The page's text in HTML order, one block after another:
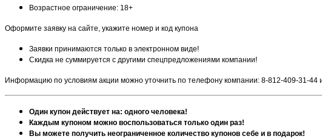
Возрастное ограничение: 18+
Оформите заявку на сайте, укажите номер и код купона
Заявки принимаются только в электронном виде!
Скидка не суммируется с другими спецпредложениями компании!
Информацию по условиям акции можно уточнить по телефону компании: 8-812-409-31-44
Один купон действует на: одного человека!
Каждым купоном можно воспользоваться только один раз!
Вы можете получить неограниченное количество купонов себе и в подарок!